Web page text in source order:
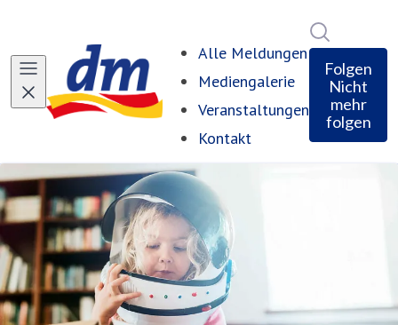
Alle Meldungen
Mediengalerie
Veranstaltungen
Kontakt
Folgen
Nicht
mehr
folgen